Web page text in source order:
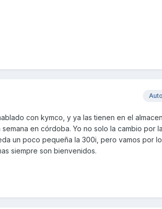
con kymco, y ya las tienen en el
en córdoba. Yo no solo la cambio por
un poco pequeña la 300i, pero vamos por
siempre son bienvenidos.